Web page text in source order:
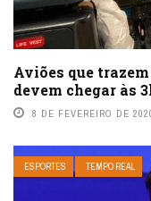
Aviões que
devem chegar às
8 DE FEVEREIRO DE
ESPORTES TEMPO REAL